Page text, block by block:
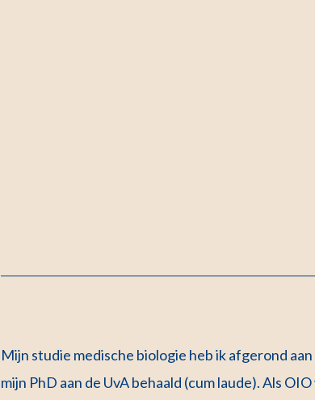
Mijn studie medische biologie heb ik afgerond
mijn PhD aan de UvA behaald (cum laude). Als